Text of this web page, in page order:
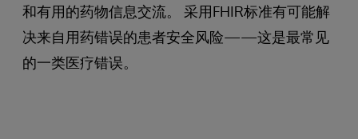
和有用的药物信息交流。 采用FHIR标准有可能解
决来自用药错误的患者安全风险——这是最常见
的一类医疗错误。